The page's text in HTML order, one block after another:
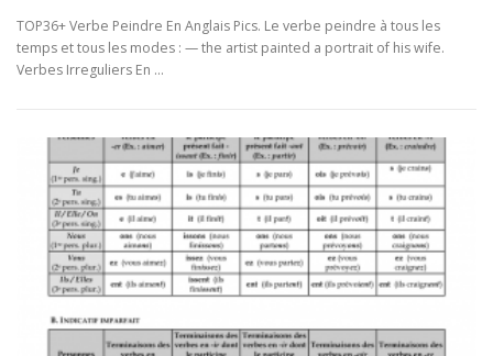
TOP36+ Verbe Peindre En Anglais Pics. Le verbe peindre à tous les
temps et tous les modes : — the artist painted a portrait of his wife.
Verbes Irreguliers En …